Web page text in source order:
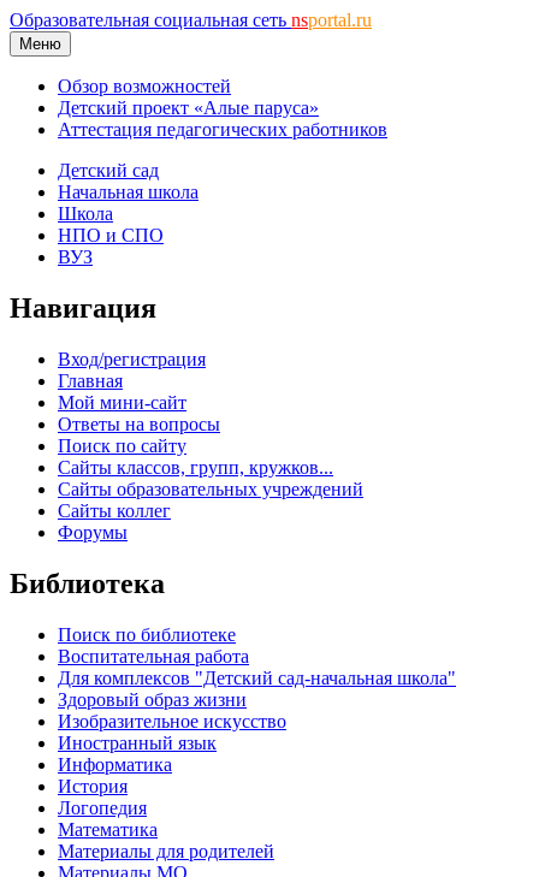
Образовательная социальная сеть nsportal.ru
Меню
Обзор возможностей
Детский проект «Алые паруса»
Аттестация педагогических работников
Детский сад
Начальная школа
Школа
НПО и СПО
ВУЗ
Навигация
Вход/регистрация
Главная
Мой мини-сайт
Ответы на вопросы
Поиск по сайту
Сайты классов, групп, кружков...
Сайты образовательных учреждений
Сайты коллег
Форумы
Библиотека
Поиск по библиотеке
Воспитательная работа
Для комплексов "Детский сад-начальная школа"
Здоровый образ жизни
Изобразительное искусство
Иностранный язык
Информатика
История
Логопедия
Математика
Материалы для родителей
Материалы МО